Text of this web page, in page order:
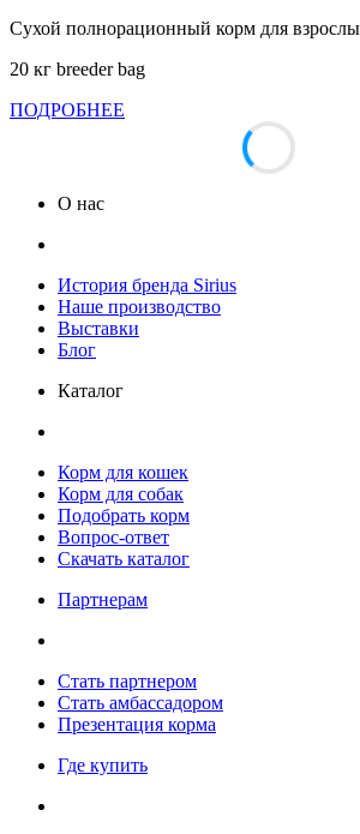
Сухой полнорационный корм для
20 кг breeder bag
ПОДРОБНЕЕ
О нас
История бренда Sirius
Наше производство
Выставки
Блог
Каталог
Корм для кошек
Корм для собак
Подобрать корм
Вопрос-ответ
Скачать каталог
Партнерам
Стать партнером
Стать амбассадором
Презентация корма
Где купить